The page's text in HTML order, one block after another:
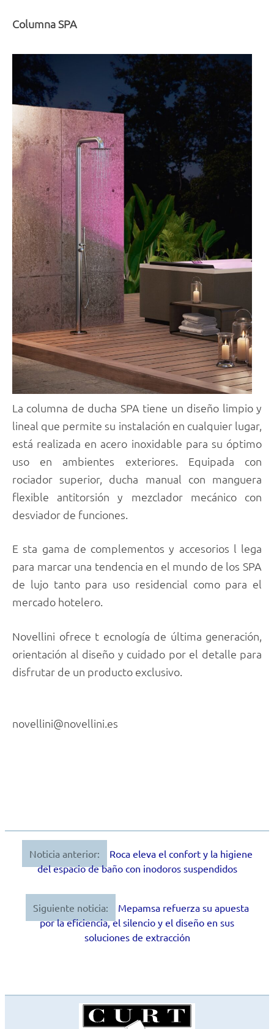
Columna SPA
La columna de ducha SPA tiene un diseño limpio y
lineal que permite su instalación en cualquier lugar,
está realizada en acero inoxidable para su óptimo
uso en ambientes exteriores. Equipada con
rociador superior, ducha manual con manguera
flexible antitorsión y mezclador mecánico con
desviador de funciones.
E sta gama de complementos y accesorios l lega
para marcar una tendencia en el mundo de los SPA
de lujo tanto para uso residencial como para el
mercado hotelero.
Novellini ofrece t ecnología de última generación,
orientación al diseño y cuidado por el detalle para
disfrutar de un producto exclusivo.
novellini@novellini.es
Navegación
entradas
Noticia anterior:
Roca eleva el confort y la higiene
del espacio de baño con inodoros suspendidos
Siguiente noticia:
Mepamsa refuerza su apuesta
por la eficiencia, el silencio y el diseño en sus
soluciones de extracción